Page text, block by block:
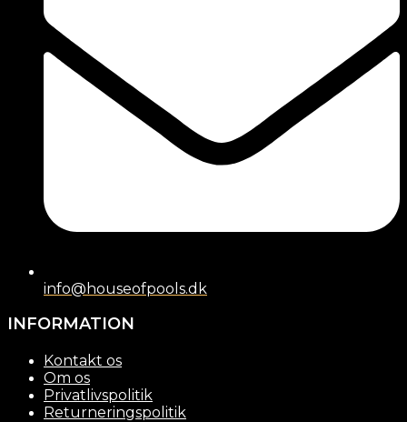
info@houseofpools.dk
INFORMATION
Kontakt os
Om os
Privatlivspolitik
Returneringspolitik